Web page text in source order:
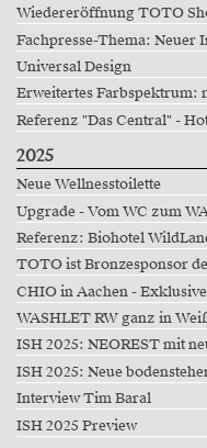
Wiedereröffnung TOTO
Fachpresse-Thema: Neuer
Universal Design
Erweitertes Farbspektrum:
Referenz "Das Central" -
2025
Neue Wellnesstoilette
Upgrade - Vom WC zum
Referenz: Biohotel
TOTO ist Bronzesponsor
CHIO in Aachen -
WASHLET RW ganz in
ISH 2025: NEOREST mit
ISH 2025: Neue
Interview Tim Baral
ISH 2025 Preview